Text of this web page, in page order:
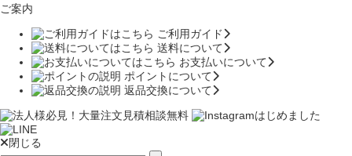
ご案内
ご利用ガイド
送料について
お支払いについて
ポイントについて
返品交換について
閉じる